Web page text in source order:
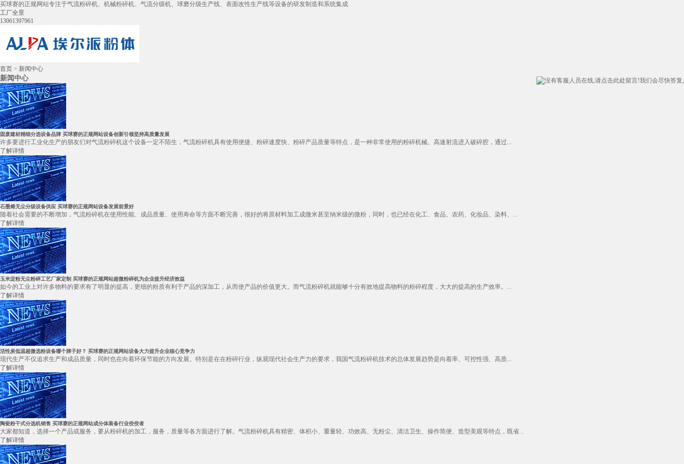
买球赛的正规网站专注于气流粉碎机、机械粉碎机、气流分级机、球磨分级生产线、表面改性生产线等设备的研发制造和系统集成
工厂全景
13061397961
首页 > 新闻中心
新闻中心
固废建材精细分选设备品牌 买球赛的正规网站设备创新引领坚持高质量发展
许多要进行工业化生产的朋友们对气流粉碎机这个设备一定不陌生，气流粉碎机具有使用便捷、粉碎速度快、粉碎产品质量等特点，是一种非常使用的粉碎机械。高速射流进入破碎腔，通过...
了解详情
石墨烯无尘分级设备供应 买球赛的正规网站设备发展前景好
随着社会需要的不断增加，气流粉碎机在使用性能、成品质量、使用寿命等方面不断完善，很好的将原材料加工成微米甚至纳米级的微粉，同时，也已经在化工、食品、农药、化妆品、染料、...
了解详情
玉米淀粉无尘粉碎工艺厂家定制 买球赛的正规网站超微粉碎机为企业提升经济效益
如今的工业上对许多物料的要求有了明显的提高，更细的粉质有利于产品的深加工，从而使产品的价值更大。而气流粉碎机就能够十分有效地提高物料的粉碎程度，大大的提高的生产效率。...
了解详情
活性炭低温超微选粉设备哪个牌子好？ 买球赛的正规网站设备大力提升企业核心竞争力
现代生产不仅追求生产和成品质量，同时也在向着环保节能的方向发展。特别是在在粉碎行业，纵观现代社会生产力的要求，我国气流粉碎机技术的总体发展趋势是向着率、可控性强、高质...
了解详情
陶瓷粉干式分选机销售 买球赛的正规网站成分体装备行业佼佼者
大家都知道，选择一个产品或服务，要从粉碎机的加工，服务，质量等各方面进行了解。气流粉碎机具有精密、体积小、重量轻、功效高、无粉尘、清洁卫生、操作简便、造型美观等特点，既省...
了解详情